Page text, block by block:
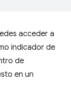
acceder a
indicador de
de
en un